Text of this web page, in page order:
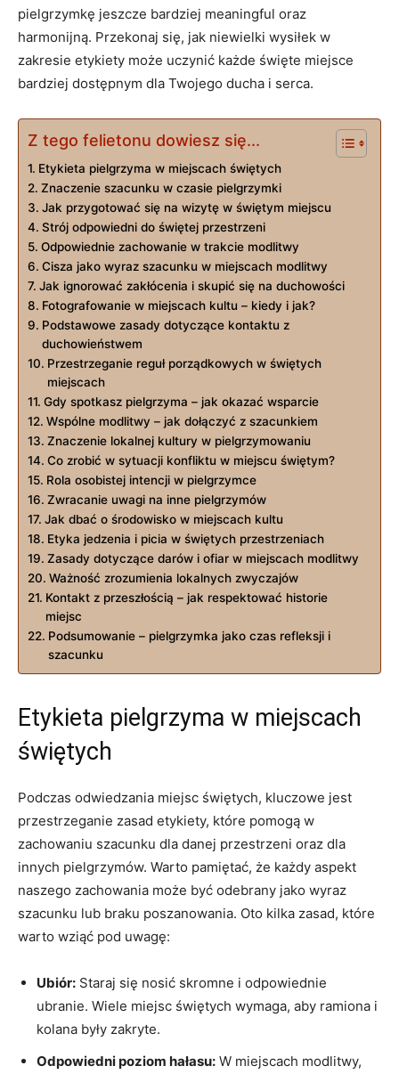
pielgrzymkę⁤ jeszcze bardziej meaningful oraz
‌harmonijną.⁢ Przekonaj się, jak niewielki wysiłek w
zakresie‍ etykiety może uczynić⁢ każde święte miejsce
bardziej⁤ dostępnym dla Twojego​ ducha i serca.
Z tego felietonu dowiesz się...
Etykieta pielgrzyma w miejscach świętych
Znaczenie szacunku w​ czasie pielgrzymki
Jak przygotować​ się na ‍wizytę ‌w świętym miejscu
Strój odpowiedni do świętej⁣ przestrzeni
Odpowiednie zachowanie w trakcie modlitwy
Cisza jako⁤ wyraz szacunku w miejscach⁣ modlitwy
Jak ignorować zakłócenia i skupić ‌się na⁣ duchowości
Fotografowanie ‍w​ miejscach kultu – kiedy i jak?
Podstawowe zasady dotyczące kontaktu‌ z
duchowieństwem
Przestrzeganie reguł porządkowych w‌ świętych
⁣miejscach
Gdy spotkasz pielgrzyma –⁣ jak okazać wsparcie
Wspólne modlitwy – jak dołączyć z szacunkiem
Znaczenie ‌lokalnej kultury w pielgrzymowaniu
Co zrobić w sytuacji konfliktu w miejscu świętym?
Rola osobistej intencji ‍w ‍pielgrzymce
Zwracanie uwagi na inne ⁤pielgrzymów
Jak dbać o środowisko w miejscach kultu
Etyka jedzenia i⁢ picia w świętych‍ przestrzeniach
Zasady dotyczące darów i ofiar w miejscach modlitwy
Ważność zrozumienia lokalnych⁢ zwyczajów
Kontakt z przeszłością – jak ​respektować ​historie‌
miejsc
Podsumowanie ⁢–⁣ pielgrzymka jako czas refleksji i
szacunku
Etykieta pielgrzyma w miejscach
świętych
Podczas‍ odwiedzania⁢ miejsc ⁣świętych, kluczowe jest
przestrzeganie ⁤zasad ​etykiety, które pomogą w
zachowaniu szacunku dla danej przestrzeni oraz dla
innych pielgrzymów. Warto⁤ pamiętać, że każdy aspekt⁤
naszego zachowania może być odebrany‌ jako wyraz
szacunku lub⁤ braku poszanowania. Oto kilka zasad, które
warto wziąć‌ pod uwagę:
Ubiór: Staraj się nosić skromne i⁣ odpowiednie
ubranie.‍ Wiele miejsc świętych wymaga, aby ramiona i ​
kolana były zakryte.
Odpowiedni poziom hałasu: ⁣W miejscach modlitwy,